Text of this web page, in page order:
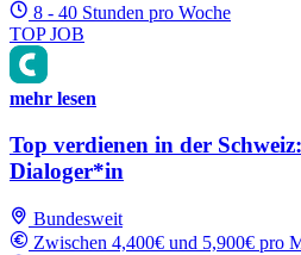
8 - 40 Stunden pro Woche
TOP JOB
mehr lesen
Top verdienen in der
Dialoger*in
Bundesweit
Zwischen 4,400€ und 5,900€ pro